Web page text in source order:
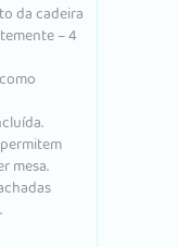
da cadeira
– 4
mesa.